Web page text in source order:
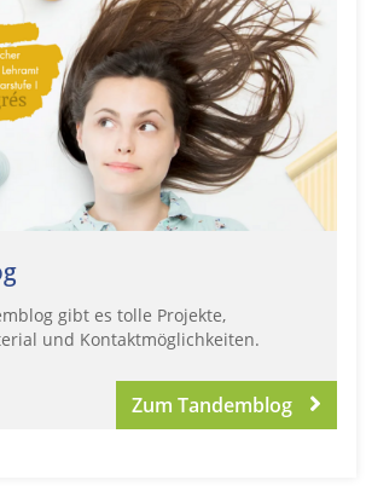
gibt es tolle Projekte,
und Kontaktmöglichkeiten.
Zum Tandemblog